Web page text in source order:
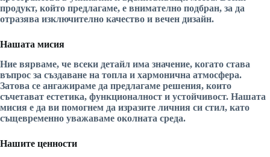
продукт, който предлагаме, е внимателно подбран, за да
отразява изключително качество и вечен дизайн.
Нашата мисия
Ние вярваме, че всеки детайл има значение, когато става
въпрос за създаване на топла и хармонична атмосфера.
Затова се ангажираме да предлагаме решения, които
съчетават естетика, функционалност и устойчивост. Нашата
мисия е да ви помогнем да изразите личния си стил, като
същевременно уважаваме околната среда.
Нашите ценности